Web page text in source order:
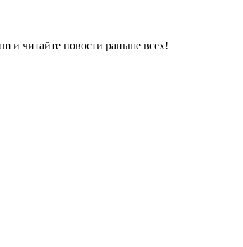
и читайте новости раньше всех!